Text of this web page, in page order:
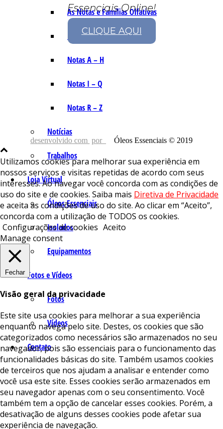
As Notas e Famílias Olfativas
Marketing Olfativo
Notas A – H
Notas I – Q
Notas R – Z
Notícias
Trabalhos
Loja Virtual
Óleos Essenciais
Isolados
Equipamentos
Fotos e Vídeos
Fotos
Vídeos
Contato
Essenciais Online!
CLIQUE AQUI
desenvolvido com por Óleos Essenciais © 2019
Utilizamos cookies para melhorar sua experiência em
nossos serviços e visitas repetidas de acordo com seus
interesses. Ao navegar você concorda com as condições de
uso do site e de cookies. Saiba mais Diretiva de Privacidade
e aceita as condições de uso do site. Ao clicar em “Aceito”,
concorda com a utilização de TODOS os cookies.
Configurações de cookies Aceito
Manage consent
Fechar
Visão geral da privacidade
Este site usa cookies para melhorar a sua experiência
enquanto navega pelo site. Destes, os cookies que são
categorizados como necessários são armazenados no seu
navegador, pois são essenciais para o funcionamento das
funcionalidades básicas do site. Também usamos cookies
de terceiros que nos ajudam a analisar e entender como
você usa este site. Esses cookies serão armazenados em
seu navegador apenas com o seu consentimento. Você
também tem a opção de cancelar esses cookies. Porém, a
desativação de alguns desses cookies pode afetar sua
experiência de navegação.